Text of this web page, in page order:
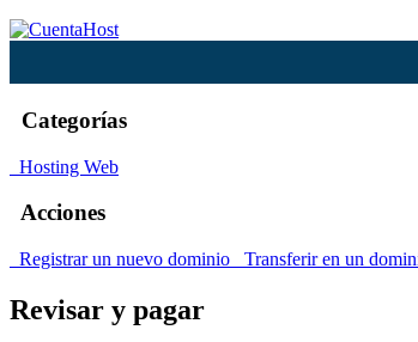
Categorías
Hosting Web
Acciones
Registrar un nuevo dominio Transferir en un
Revisar y pagar